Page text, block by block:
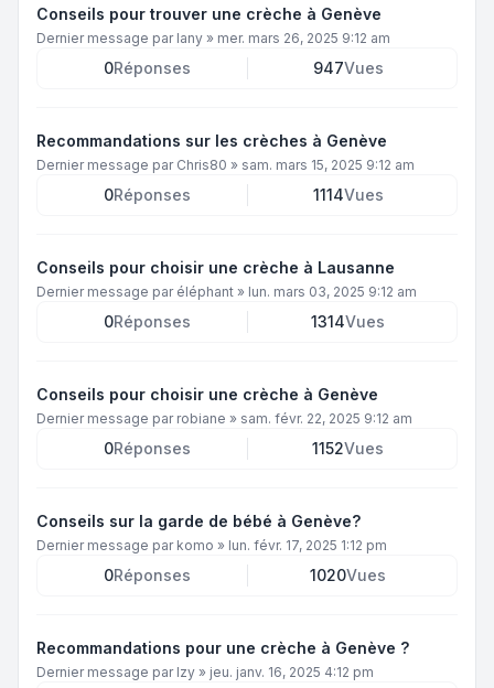
Conseils pour trouver une crèche à Genève
Dernier message par lany » mer. mars 26, 2025 9:12 am
0Réponses 947Vues
Recommandations sur les crèches à Genève
Dernier message par Chris80 » sam. mars 15, 2025 9:12 am
0Réponses 1114Vues
Conseils pour choisir une crèche à Lausanne
Dernier message par éléphant » lun. mars 03, 2025 9:12 am
0Réponses 1314Vues
Conseils pour choisir une crèche à Genève
Dernier message par robiane » sam. févr. 22, 2025 9:12 am
0Réponses 1152Vues
Conseils sur la garde de bébé à Genève?
Dernier message par komo » lun. févr. 17, 2025 1:12 pm
0Réponses 1020Vues
Recommandations pour une crèche à Genève ?
Dernier message par Izy » jeu. janv. 16, 2025 4:12 pm